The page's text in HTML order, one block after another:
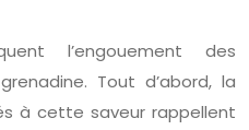
l’engouement des
Tout d’abord, la
à cette saveur rappellent